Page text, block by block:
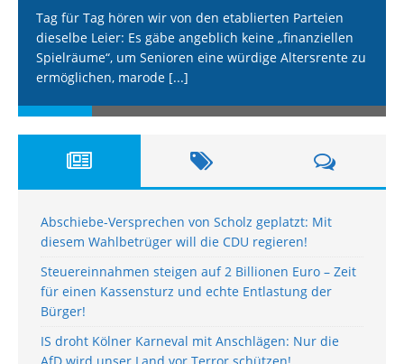
Tag für Tag hören wir von den etablierten Parteien
dieselbe Leier: Es gäbe angeblich keine „finanziellen
Spielräume“, um Senioren eine würdige Altersrente zu
ermöglichen, marode [...]
Abschiebe-Versprechen von Scholz geplatzt: Mit
diesem Wahlbetrüger will die CDU regieren!
Steuereinnahmen steigen auf 2 Billionen Euro – Zeit
für einen Kassensturz und echte Entlastung der
Bürger!
IS droht Kölner Karneval mit Anschlägen: Nur die